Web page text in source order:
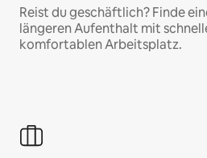
Reist du geschäftlich? Finde
längeren Aufenthalt mit
komfortablen Arbeitsplatz.